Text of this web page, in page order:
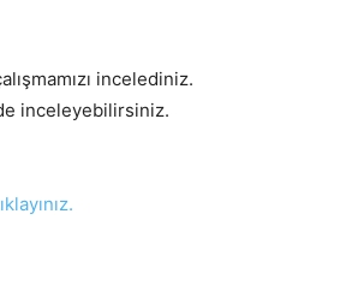
incelediniz.
inceleyebilirsiniz.